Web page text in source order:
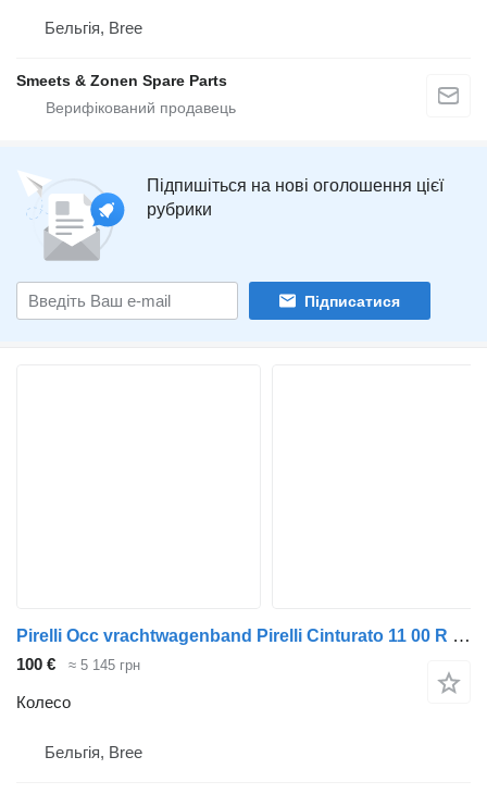
Бельгія, Bree
Smeets & Zonen Spare Parts
Підпишіться на нові оголошення цієї
рубрики
Підписатися
Pirelli Occ vrachtwagenband Pirelli Cinturato 11 00 R 20
100 € ≈ 5 145 грн
Колесо
Бельгія, Bree